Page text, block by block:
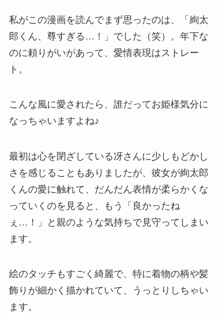
私がこの漫画を読んでまず思ったのは、「絢太
郎くん、尊すぎる…！」でした（笑）。年下な
のに頼りがいがあって、愛情表現はストレー
ト。
こんな風に愛されたら、誰だってお姫様気分に
なっちゃいますよね♪
最初は心を閉ざしている冴さんに少しもどかし
さを感じることもありましたが、彼女が絢太郎
くんの愛に触れて、だんだん表情が柔らかくな
っていくのを見ると、もう「良かったね
ぇ…！」と親のような気持ちで見守ってしまい
ます。
絵のタッチもすごく綺麗で、特に着物の柄や髪
飾りが細かく描かれていて、うっとりしちゃい
ます。